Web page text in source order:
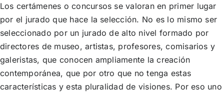
Los certámenes o concursos se valoran en primer lugar
por el jurado que hace la selección. No es lo mismo ser
seleccionado por un jurado de alto nivel formado por
directores de museo, artistas, profesores, comisarios y
galeristas, que conocen ampliamente la creación
contemporánea, que por otro que no tenga estas
características y esta pluralidad de visiones. Por eso uno